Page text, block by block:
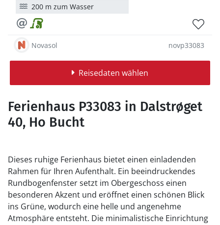
200 m zum Wasser
Novasol novp33083
Reisedaten wählen
Ferienhaus P33083 in Dalstrøget
40, Ho Bucht
Dieses ruhige Ferienhaus bietet einen einladenden
Rahmen für Ihren Aufenthalt. Ein beeindruckendes
Rundbogenfenster setzt im Obergeschoss einen
besonderen Akzent und eröffnet einen schönen Blick
ins Grüne, wodurch eine helle und angenehme
Atmosphäre entsteht. Die minimalistische Einrichtung